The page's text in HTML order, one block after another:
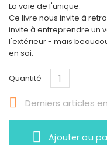
La voie de l'unique.
Ce livre nous invite à
invite à entreprendre un
l'extérieur - mais
en soi.
Quantité
 Derniers articles
Ajouter au